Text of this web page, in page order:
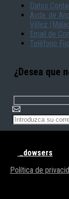
Datos
Avda. de
Vélez
Email de
Teléfono
¿Desea que
_dowsers
Política de